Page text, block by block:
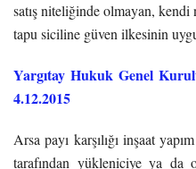
satış niteliğinde olmayan, kendi
tapu siciline güven ilkesinin
Yargıtay Hukuk Genel
4.12.2015
Arsa payı karşılığı inşaat
tarafından yükleniciye ya da